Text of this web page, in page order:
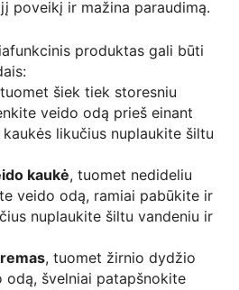
poveikį ir mažina paraudimą.
produktas gali būti
šiek tiek storesniu
veido odą prieš einant
likučius nuplaukite šiltu
kaukė, tuomet nedideliu
veido odą, ramiai pabūkite ir
nuplaukite šiltu vandeniu ir
, tuomet žirnio dydžio
odą, švelniai patapšnokite